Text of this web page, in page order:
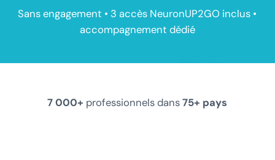
Sans engagement • 3 accès NeuronUP2GO inclus •
accompagnement dédié
7 000+ professionnels dans75+ pays